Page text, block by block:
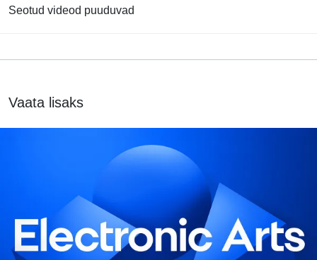
Seotud videod puuduvad
Vaata lisaks